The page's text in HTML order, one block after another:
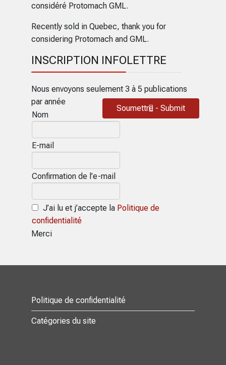
considéré Protomach GML.
Recently sold in Quebec, thank you for
considering Protomach and GML.
INSCRIPTION INFOLETTRE
Nous envoyons seulement 3 à 5 publications
par année
Nom
E-mail
Confirmation de l’e-mail
J’ai lu et j’accepte la Politique de
confidentialité
Soumettre - Submit
Merci
Politique de confidentialité
Catégories du site